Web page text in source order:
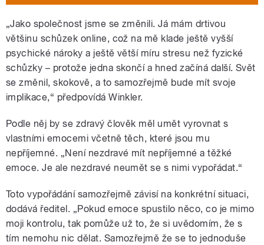
„Jako společnost jsme se změnili. Já mám drtivou
většinu schůzek online, což na mě klade ještě vyšší
psychické nároky a ještě větší míru stresu než fyzické
schůzky – protože jedna skončí a hned začíná další. Svět
se změnil, skokově, a to samozřejmě bude mít svoje
implikace,“ předpovídá Winkler.
Podle něj by se zdravý člověk měl umět vyrovnat s
vlastními emocemi včetně těch, které jsou mu
nepříjemné. „Není nezdravé mít nepříjemné a těžké
emoce. Je ale nezdravé neumět se s nimi vypořádat.“
Toto vypořádání samozřejmě závisí na konkrétní situaci,
dodává ředitel. „Pokud emoce spustilo něco, co je mimo
moji kontrolu, tak pomůže už to, že si uvědomím, že s
tím nemohu nic dělat. Samozřejmě že se to jednoduše